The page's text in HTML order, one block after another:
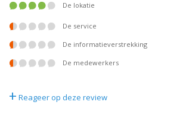
De lokatie
De service
De informatieverstrekking
De medewerkers
+ Reageer op deze review